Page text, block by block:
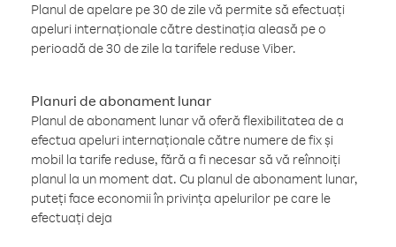
Planul de apelare pe 30 de zile vă permite să efectuați
apeluri internaționale către destinația aleasă pe o
perioadă de 30 de zile la tarifele reduse Viber.
Planuri de abonament lunar
Planul de abonament lunar vă oferă flexibilitatea de a
efectua apeluri internaționale către numere de fix și
mobil la tarife reduse, fără a fi necesar să vă reînnoiți
planul la un moment dat. Cu planul de abonament lunar,
puteți face economii în privința apelurilor pe care le
efectuați deja